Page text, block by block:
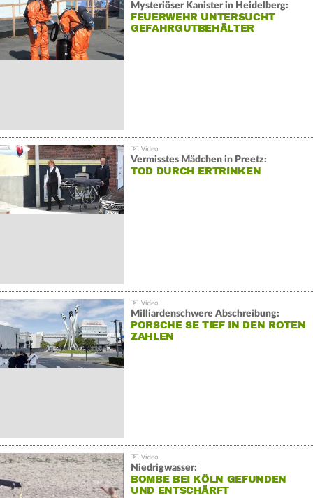
Mysteriöser Kanister in Heidelberg:
FEUERWEHR UNTERSUCHT
GEFAHRGUTBEHÄLTER
Vermisstes Mädchen in Preetz:
TOD DURCH ERTRINKEN
Milliardenschwere Abschreibung:
PORSCHE SE TIEF IN DEN ROTEN
ZAHLEN
Niedrigwasser:
BOMBE BEI KÖLN GEFUNDEN
UND ENTSCHÄRFT